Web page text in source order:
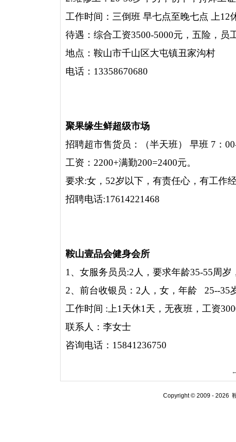
工作时间：三倒班 早七点至晚七点 上12
待遇：综合工资3500-5000元，五险，员
地点：鞍山市千山区大屯镇丑家沟村
电话：13358670680
聚果缘生鲜超级市场
招聘超市售货员：（半天班） 早班 7：
工资：2200+满勤200=2400元。
要求:女，52岁以下，有责任心，有工作
招聘电话:17614221468
鞍山壹品会健身会所
1、女服务员员:2人，要求年龄35-55周
2、前台收银员：2人，女，年龄 25--35
工作时间 :上1天休1天，无夜班，工资
联系人：李女士
咨询电话：15841236750
Copyright © 2009 - 2026